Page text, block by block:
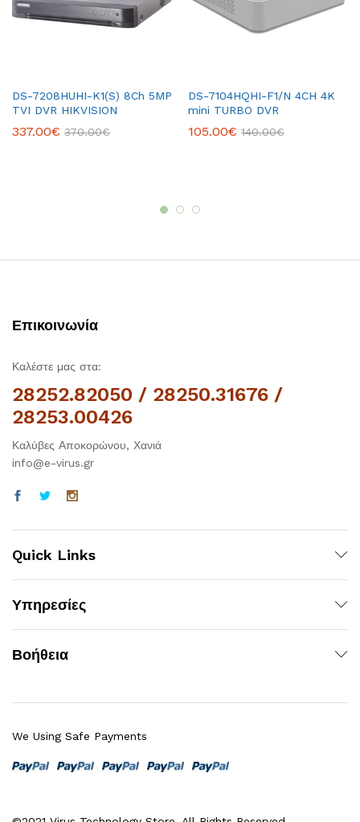
DS-7208HUHI-K1(S) 8Ch 5MP
TVI DVR HIKVISION
337.00€ 370.00€
DS-7104HQHI-F1/N 4CH 4K
mini TURBO DVR
105.00€ 140.00€
Επικοινωνία
Καλέστε μας στα:
28252.82050 / 28250.31676 /
28253.00426
Καλύβες Αποκορώνου, Χανιά
info@e-virus.gr
Quick Links
Υπηρεσίες
Βοήθεια
We Using Safe Payments